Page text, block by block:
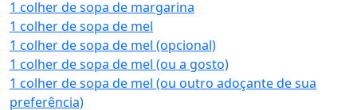
1 colher de sopa de margarina
1 colher de sopa de mel
1 colher de sopa de mel (opcional)
1 colher de sopa de mel (ou a gosto)
1 colher de sopa de mel (ou outro adoçante de sua
preferência)